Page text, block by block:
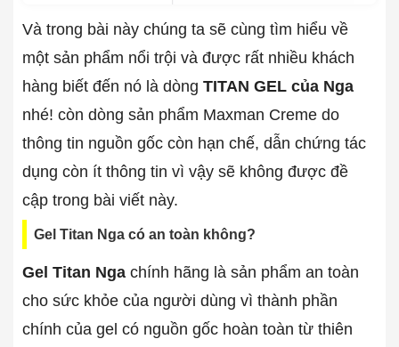
Và trong bài này chúng ta sẽ cùng tìm hiểu về
một sản phẩm nổi trội và được rất nhiều khách
hàng biết đến nó là dòng TITAN GEL của Nga
nhé! còn dòng sản phẩm Maxman Creme do
thông tin nguồn gốc còn hạn chế, dẫn chứng tác
dụng còn ít thông tin vì vậy sẽ không được đề
cập trong bài viết này.
Gel Titan Nga có an toàn không?
Gel Titan Nga chính hãng là sản phẩm an toàn
cho sức khỏe của người dùng vì thành phần
chính của gel có nguồn gốc hoàn toàn từ thiên